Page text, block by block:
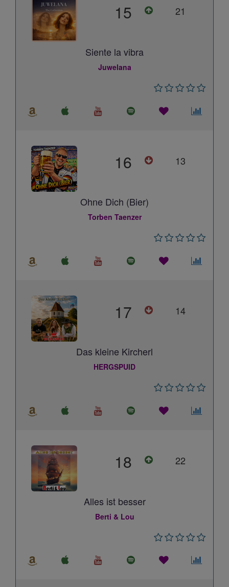
15 21
Siente la vibra
Juwelana
16 13
Ohne Dich (Bier)
Torben Taenzer
17 14
Das kleine Kircherl
HERGSPUID
18 22
Alles ist besser
Berti & Lou